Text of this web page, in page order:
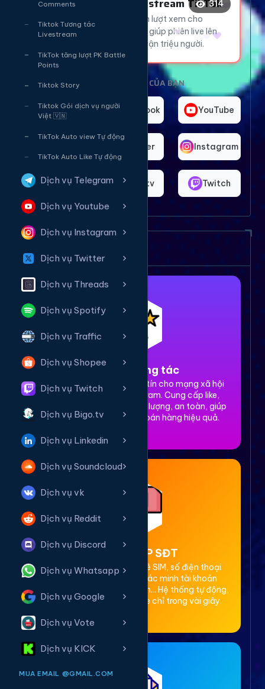
Comments
Tiktok Tương tác
Livestream
TikTok tăng lượt PK Battle
Points
Tiktok Story
Tiktok Gói dịch vụ người
Việt 🇻🇳
TikTok Auto view Tự động
TikTok Auto Like Tự động
Dịch vụ Telegram
Dịch vụ Youtube
Dịch vụ Instagram
Dịch vụ Twitter
Dịch vụ Threads
Dịch vụ Spotify
Dịch vụ Traffic
Dịch vụ Shopee
Dịch vụ Twitch
Dịch vụ Bigo.tv
Dịch vụ Linkedin
Dịch vụ Soundcloud
Dịch vụ vk
Dịch vụ Reddit
Dịch vụ Discord
Dịch vụ Whatsapp
Dịch vụ Google
Dịch vụ Vote
Dịch vụ KICK
MUA EMAIL @GMAIL.COM
Tăng Mắt Livestream TikTok
Thu hút hàng ngàn lượt xem cho
livestream TikTok, giúp phiên live lên
xu hướng và tiếp cận triệu người.
314
❤️
🔥
CHỌN NỀN TẢNG CỦA BẠN
TikTok Facebook YouTube
Twitter Instagram
Shopee Bigo.tv Twitch
1. Tăng tương tác
Dịch vụ tăng tương tác uy tín cho mạng xã hội
Facebook, TikTok, Instagram. Cung cấp like,
share, comment, view chất lượng, an toàn, giúp
xây dựng thương hiệu và bán hàng hiệu quả.
2. Thuê OTP SĐT
Cung cấp dịch vụ cho thuê SIM, số điện thoại
(SĐT) để nhận mã OTP xác minh tài khoản
Facebook, Google, Telegram... Hệ thống tự động,
bảo mật, giá rẻ, nhận code chỉ trong vài giây.